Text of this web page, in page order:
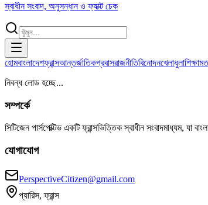
স্বাধীন সংবাদ, অনুসন্ধান ও ফ্যাক্ট চেক
হোমবাংলাদেশফ্রান্সআন্তর্জাতিকপ্রবাসরাজনীতিবিনোদনখেলাধুলাশিক্ষা
নিবন্ধ লোড হচ্ছে...
সম্পর্কে
সিটিজেন পার্সপেক্টিভ একটি ফ্রান্সভিত্তিক স্বাধীন সংবাদমাধ্যম, যা
যোগাযোগ
PerspectiveCitizen@gmail.com
প্যারিস, ফ্রান্স